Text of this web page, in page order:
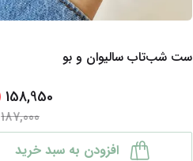
ست شب‌تاب سالیوان و بو
158,950
187,000
افزودن به سبد خرید